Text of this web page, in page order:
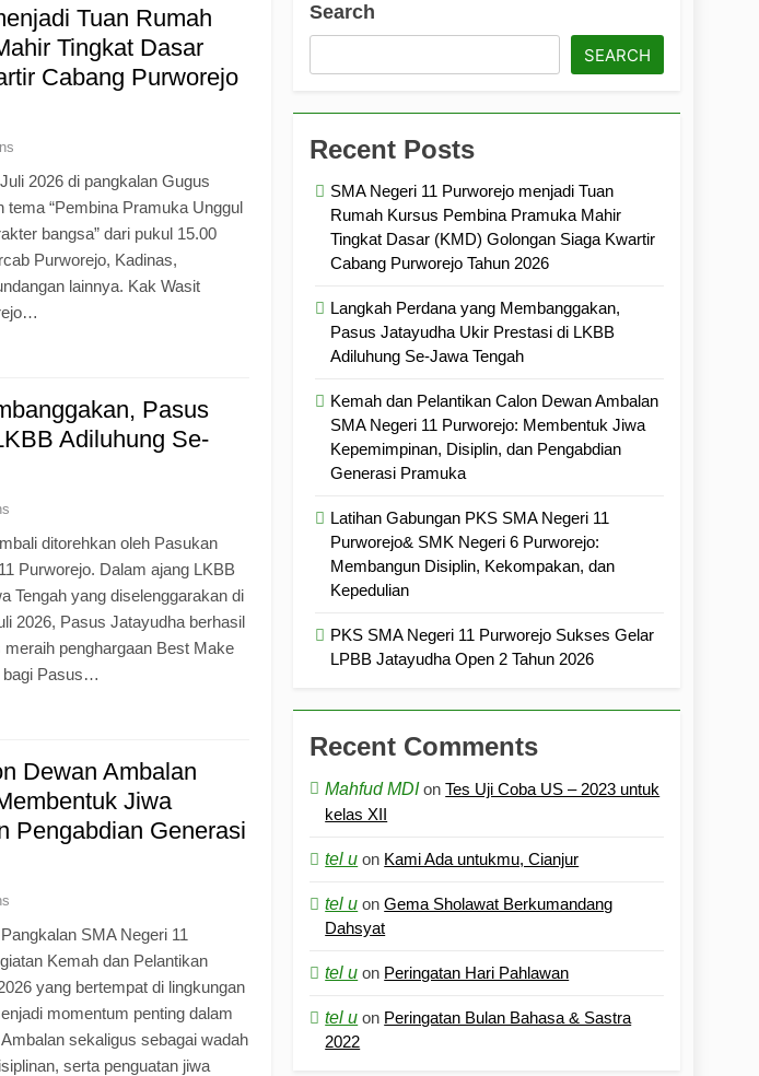
Pengabdian Generasi Pramuka
Tuan Rumah
Tingkat Dasar
Cabang Purworejo
2026 di pangkalan Gugus
tema “Pembina Pramuka Unggul
bangsa” dari pukul 15.00
Purworejo, Kadinas,
lainnya. Kak Wasit
Pasus
Adiluhung Se-
ditorehkan oleh Pasukan
Purworejo. Dalam ajang LKBB
Tengah yang diselenggarakan di
2026, Pasus Jatayudha berhasil
penghargaan Best Make
bagi Pasus…
Dewan Ambalan
Jiwa
Pengabdian Generasi
SMA Negeri 11
Kemah dan Pelantikan
yang bertempat di lingkungan
momentum penting dalam
sekaligus sebagai wadah
serta penguatan jiwa
Search
SEARCH
Recent Posts
SMA Negeri 11 Purworejo menjadi Tuan
Rumah Kursus Pembina Pramuka Mahir
Tingkat Dasar (KMD) Golongan Siaga Kwartir
Cabang Purworejo Tahun 2026
Langkah Perdana yang Membanggakan,
Pasus Jatayudha Ukir Prestasi di LKBB
Adiluhung Se-Jawa Tengah
Kemah dan Pelantikan Calon Dewan Ambalan
SMA Negeri 11 Purworejo: Membentuk Jiwa
Kepemimpinan, Disiplin, dan Pengabdian
Generasi Pramuka
Latihan Gabungan PKS SMA Negeri 11
Purworejo& SMK Negeri 6 Purworejo:
Membangun Disiplin, Kekompakan, dan
Kepedulian
PKS SMA Negeri 11 Purworejo Sukses Gelar
LPBB Jatayudha Open 2 Tahun 2026
Recent Comments
Mahfud MDIonTes Uji Coba US – 2023 untuk
kelas XII
tel u on Kami Ada untukmu, Cianjur
tel u onGema Sholawat Berkumandang
Dahsyat
tel u on Peringatan Hari Pahlawan
tel u on Peringatan Bulan Bahasa & Sastra
2022